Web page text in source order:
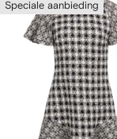
Speciale aanbieding